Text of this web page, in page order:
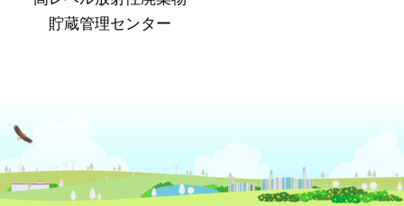
貯蔵管理センター